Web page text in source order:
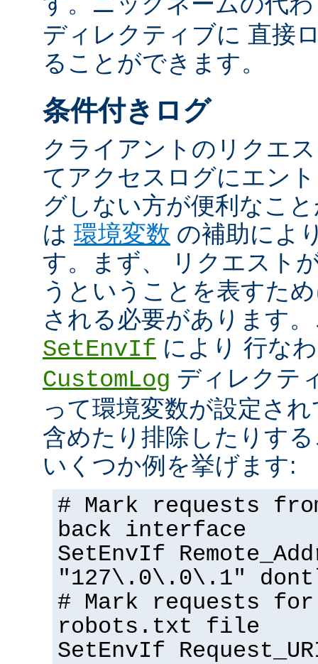
ディレクティブに 直接
ることができます。
条件付きログ
クライアントのリクエ
てアクセスログにエン
グしない方が便利なこ
は 環境変数 の補助によ
す。まず、 リクエスト
うということを表すた
される必要があります
SetEnvIf により 行な
CustomLog ディレクテ
って環境変数が設定さ
含めたり排除したりす
いくつか例を挙げます:
# Mark requests
back interface
SetEnvIf
"127\.0\.0\.1"
# Mark requests
robots.txt file
SetEnvIf